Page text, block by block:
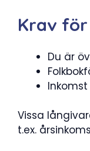
Krav
Du är
Inkomst
Vissa
t.ex.